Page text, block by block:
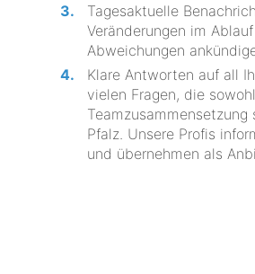
Tagesaktuelle
Veränderungen im
Abweichungen
Klare Antworten auf all
vielen Fragen, die
Pfalz. Unsere Profis
und übernehmen als